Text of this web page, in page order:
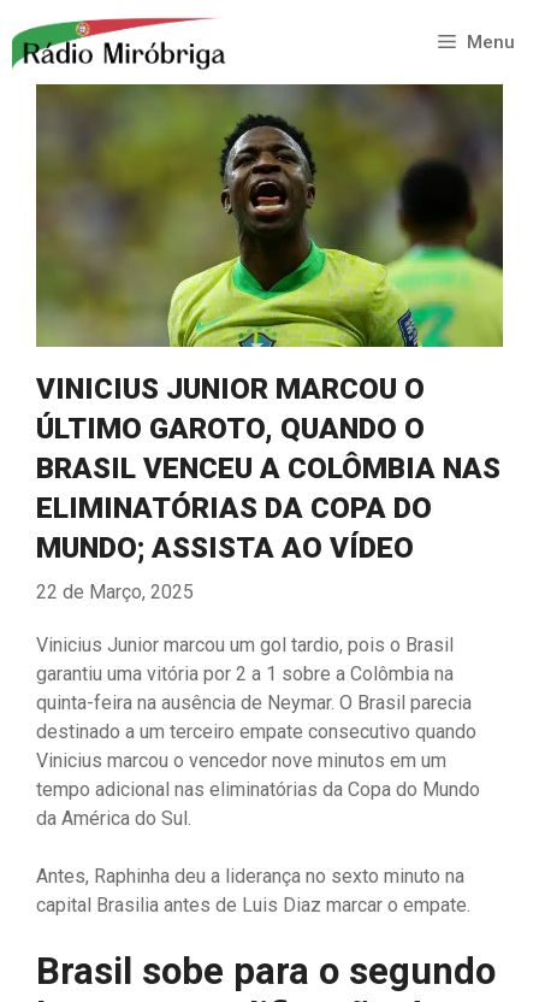
para
Menu
VINICIUS JUNIOR MARCOU O
ÚLTIMO GAROTO, QUANDO O
BRASIL VENCEU A COLÔMBIA NAS
ELIMINATÓRIAS DA COPA DO
MUNDO; ASSISTA AO VÍDEO
22 de Março, 2025
Vinicius Junior marcou um gol tardio, pois o Brasil
garantiu uma vitória por 2 a 1 sobre a Colômbia na
quinta-feira na ausência de Neymar. O Brasil parecia
destinado a um terceiro empate consecutivo quando
Vinicius marcou o vencedor nove minutos em um
tempo adicional nas eliminatórias da Copa do Mundo
da América do Sul.
Antes, Raphinha deu a liderança no sexto minuto na
capital Brasilia antes de Luis Diaz marcar o empate.
Brasil sobe para o segundo